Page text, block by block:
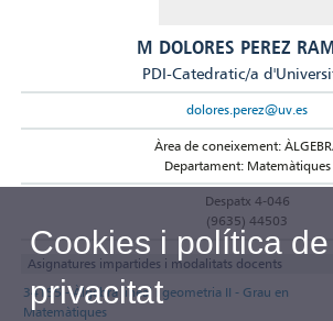
M DOLORES PEREZ
PDI-Catedratic/a
dolores.perez@uv.es
Àrea de coneixement:
Departament: Matemàtiques
Despatx 4-046
(9635) 44503
Asignatures impartides i modalitats docents
34155 - Àlgebra lineal i geometria II - Grau en
Matemàtiques
Cookies i política de
privacitat